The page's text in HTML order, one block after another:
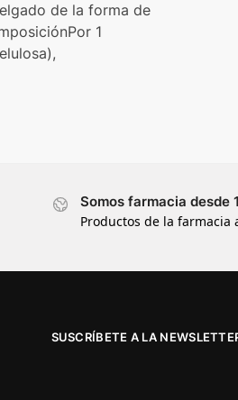
de la forma de
1
Somos farmacia desde
Productos de la farmacia
SUSCRÍBETE A LA